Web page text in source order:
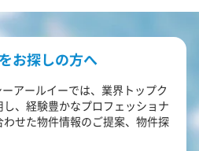
お探しの方へ
アールイーでは、業界トップク
、経験豊かなプロフェッショナ
せた物件情報のご提案、物件探